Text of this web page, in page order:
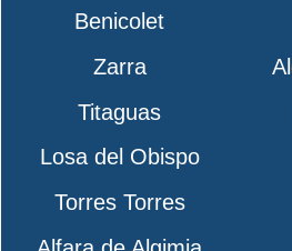
Benicolet
Zarra
Titaguas
Losa del Obispo
Torres Torres